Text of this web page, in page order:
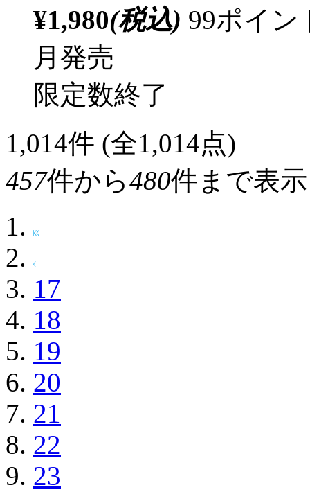
¥1,980(税込) 99ポイ
月発売
限定数終了
1,014件 (全1,014点)
457件から480件まで表示
17
18
19
20
21
22
23